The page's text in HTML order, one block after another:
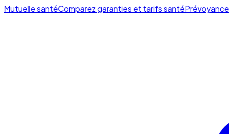
Mutuelle santéComparez garanties et tarifs santéPrévoyance